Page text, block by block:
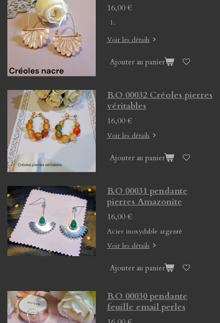
16,00 €
Voir les détails
Ajouter au panier
B.O 00032 Créoles pierres
véritables
16,00 €
Voir les détails
Ajouter au panier
B.O 00031 pendante
pierres Amazonite
16,00 €
Acier inoxydable argenté
Voir les détails
Ajouter au panier
B.O 00030 pendante
feuille email perles